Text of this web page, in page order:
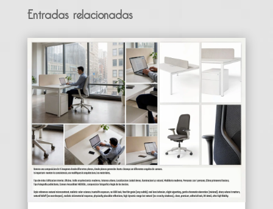
Entradas relacionadas